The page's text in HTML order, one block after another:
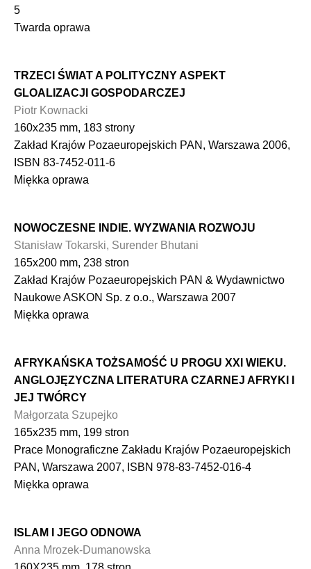
5
Twarda oprawa
TRZECI ŚWIAT A POLITYCZNY ASPEKT
GLOALIZACJI GOSPODARCZEJ
Piotr Kownacki
160x235 mm, 183 strony
Zakład Krajów Pozaeuropejskich PAN, Warszawa 2006,
ISBN 83-7452-011-6
Miękka oprawa
NOWOCZESNE INDIE. WYZWANIA ROZWOJU
Stanisław Tokarski, Surender Bhutani
165x200 mm, 238 stron
Zakład Krajów Pozaeuropejskich PAN & Wydawnictwo
Naukowe ASKON Sp. z o.o., Warszawa 2007
Miękka oprawa
AFRYKAŃSKA TOŻSAMOŚĆ U PROGU XXI WIEKU.
ANGLOJĘZYCZNA LITERATURA CZARNEJ AFRYKI I
JEJ TWÓRCY
Małgorzata Szupejko
165x235 mm, 199 stron
Prace Monograficzne Zakładu Krajów Pozaeuropejskich
PAN, Warszawa 2007, ISBN 978-83-7452-016-4
Miękka oprawa
ISLAM I JEGO ODNOWA
Anna Mrozek-Dumanowska